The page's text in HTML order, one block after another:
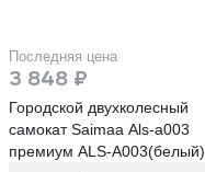
Последняя цена
3 848 ₽
Городской двухколесный
самокат Saimaa Als-a003
премиум ALS-A003(белый)